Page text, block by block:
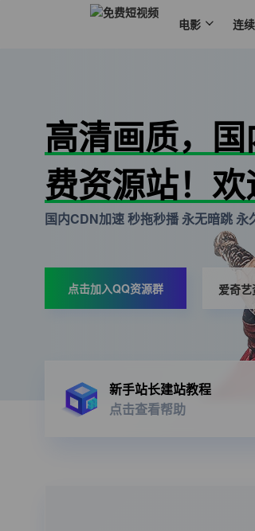
电影 连
高清画质，
费资源站！
国内CDN加速 秒拖秒播 永无暗跳
点击加入QQ资源群 爱奇
新手站长建站教程
点击查看帮助